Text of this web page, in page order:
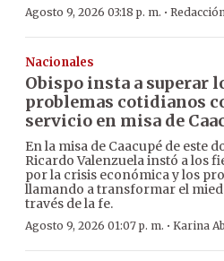
Agosto 9, 2026 03:18 p. m. ·
Nacionales
Obispo insta a superar
problemas cotidianos
servicio en misa de
En la misa de Caacupé de este
Ricardo Valenzuela instó a los
por la crisis económica y los
llamando a transformar el
través de la fe.
Agosto 9, 2026 01:07 p. m. · Karina